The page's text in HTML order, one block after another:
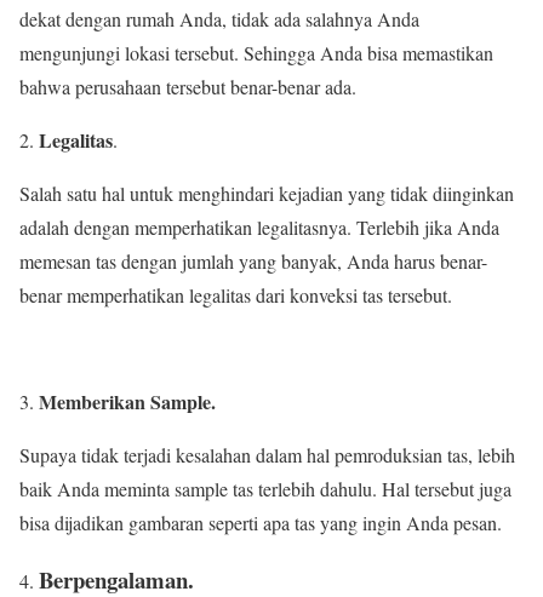
dekat dengan rumah Anda, tidak ada salahnya Anda
mengunjungi lokasi tersebut. Sehingga Anda bisa memastikan
bahwa perusahaan tersebut benar-benar ada.
Legalitas.
Salah satu hal untuk menghindari kejadian yang tidak diinginkan
adalah dengan memperhatikan legalitasnya. Terlebih jika Anda
memesan tas dengan jumlah yang banyak, Anda harus benar-
benar memperhatikan legalitas dari konveksi tas tersebut.
Memberikan Sample.
Supaya tidak terjadi kesalahan dalam hal pemroduksian tas, lebih
baik Anda meminta sample tas terlebih dahulu. Hal tersebut juga
bisa dijadikan gambaran seperti apa tas yang ingin Anda pesan.
Berpengalaman.